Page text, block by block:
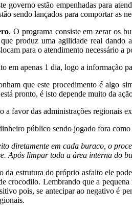
governo estão empenhadas para
sendo lançados para comportar as
. O programa consiste em zerar os
produz uma agilidade real
para o atendimento necessário a
em apenas 1 dia, logo a informação
que este procedimento é algo
pronto, é isto depende muito da
a favor das administrações regionais
público sendo jogado fora
diretamente em cada buraco, o
Após limpar toda a área interna do
da estrutura do próprio asfalto ele
crocodilo. Lembrando que a pequena
pois, se antecipar ao negativo é